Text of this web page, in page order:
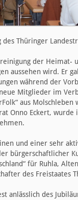
Thüringer
der Heimat-
aussehen wird. Er
während der
Mitglieder im
aus
Onno Eckert, wurde
und einer sehr
bürgerschaftlicher
für Ruhla,
des Freistaates
anlässlich des